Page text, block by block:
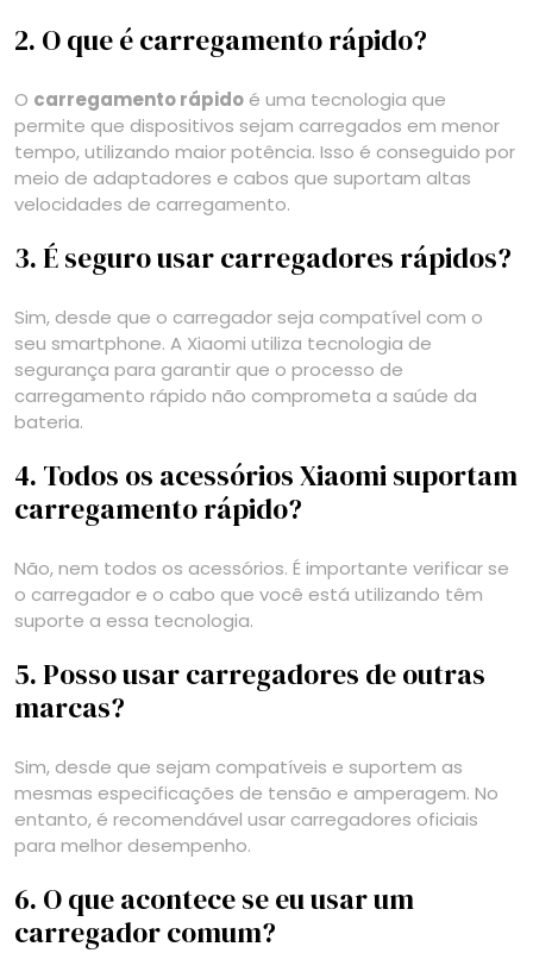
2. O que é carregamento rápido?
O carregamento rápido é uma tecnologia que
permite que dispositivos sejam carregados em menor
tempo, utilizando maior potência. Isso é conseguido por
meio de adaptadores e cabos que suportam altas
velocidades de carregamento.
3. É seguro usar carregadores rápidos?
Sim, desde que o carregador seja compatível com o
seu smartphone. A Xiaomi utiliza tecnologia de
segurança para garantir que o processo de
carregamento rápido não comprometa a saúde da
bateria.
4. Todos os acessórios Xiaomi suportam
carregamento rápido?
Não, nem todos os acessórios. É importante verificar se
o carregador e o cabo que você está utilizando têm
suporte a essa tecnologia.
5. Posso usar carregadores de outras
marcas?
Sim, desde que sejam compatíveis e suportem as
mesmas especificações de tensão e amperagem. No
entanto, é recomendável usar carregadores oficiais
para melhor desempenho.
6. O que acontece se eu usar um
carregador comum?